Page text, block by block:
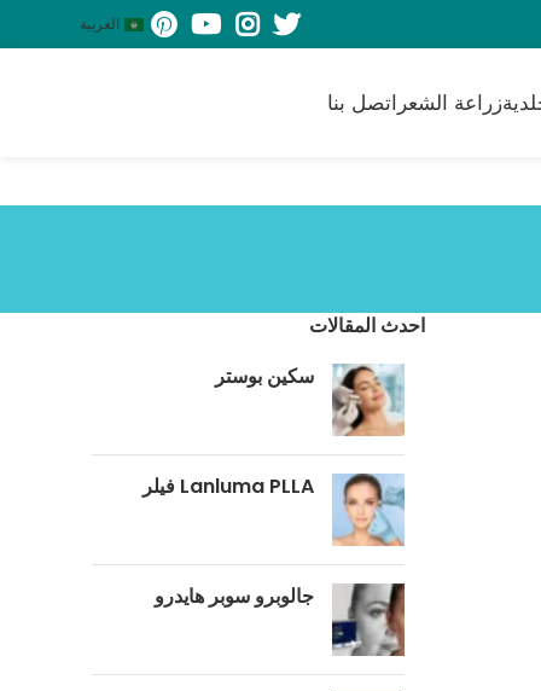
العربية
زراعة الشعر اتصل بنا
احدث المقالات
سكين بوستر
‎Lanluma PLLA فيلر
جالوبرو سوبر هايدرو